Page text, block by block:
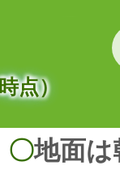
点）
〇地面